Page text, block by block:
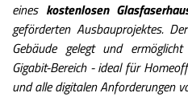
eines kostenlosen
geförderten Ausbauprojektes.
Gebäude gelegt und
Gigabit-Bereich - ideal für
und alle digitalen Anforderungen